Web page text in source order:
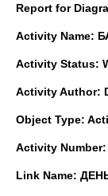
Report for
Activity Name:
Activity Status:
Activity Author:
Object Type:
Activity Number:
Link Name: